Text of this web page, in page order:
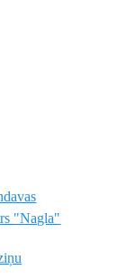
"Nagla"